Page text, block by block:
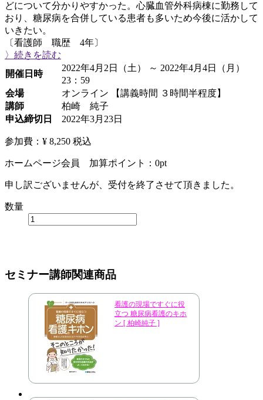
どについて分かりやすかった。心臓血管外科病棟に勤務して
おり、糖尿病を合併している患者も多いため今後に活かして
いきたい。
〔看護師 職歴 4年〕
〉続きを読む
開催日時
2022年4月2日（土） ～ 2022年4月4日（月）
23：59
会場
オンライン 【講義時間 ３時間半程度】
講師
柏崎 純子
申込締切日
2022年3月23日
参加費：¥ 8,250 税込
ホームページ会員 加算ポイント： 0pt
申し訳ございませんが、受付を終了させて頂きました。
数量
セミナー講師関連商品
看護の現場ですぐに役
立つ 糖尿病看護のキホ
ン [ 柏崎純子 ]